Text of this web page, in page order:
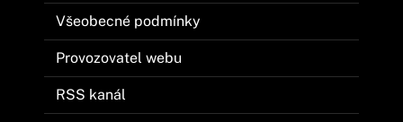
Všeobecné podmínky
Provozovatel webu
RSS kanál